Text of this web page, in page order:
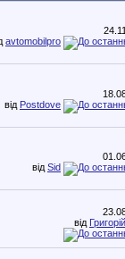
avtomobilpro
від Postdove
від Sid
від